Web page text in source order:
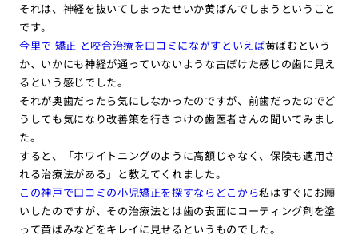
それは、神経を抜いてしまったせいか黄ばんでしまうということ
です。
今里で 矯正 と咬合治療を口コミにながすといえば黄ばむという
か、いかにも神経が通っていないような古ぼけた感じの歯に見え
るという感じでした。
それが奥歯だったら気にしなかったのですが、前歯だったのでど
うしても気になり改善策を行きつけの歯医者さんの聞いてみまし
た。
すると、「ホワイトニングのように高額じゃなく、保険も適用さ
れる治療法がある」と教えてくれました。
この神戸で口コミの小児矯正を探すならどこから私はすぐにお願
いしたのですが、その治療法とは歯の表面にコーティング剤を塗
って黄ばみなどをキレイに見せるというものでした。